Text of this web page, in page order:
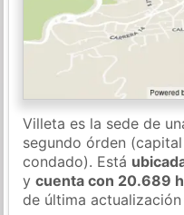
Villeta es la sede de
segundo órden
condado). Está
ycuenta con 20.689
de última